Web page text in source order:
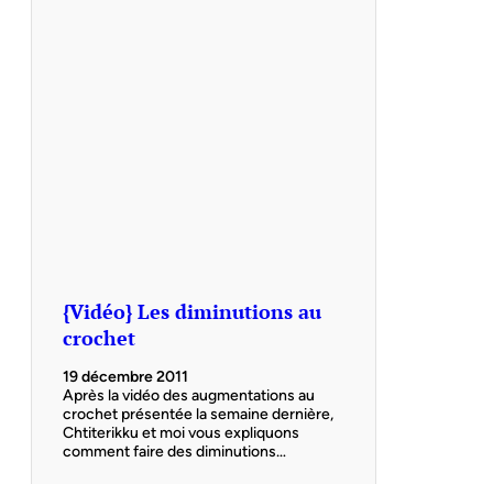
{Vidéo} Les diminutions au
crochet
19 décembre 2011
Après la vidéo des augmentations au
crochet présentée la semaine dernière,
Chtiterikku et moi vous expliquons
comment faire des diminutions…